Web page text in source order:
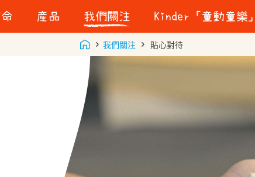
産品 我們關注
美味品質
貼心對待
玩樂的重要
責任採購
永續包裝
Kinder「童動童樂」
我們關注 貼心對待